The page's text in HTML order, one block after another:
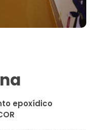
epoxídico